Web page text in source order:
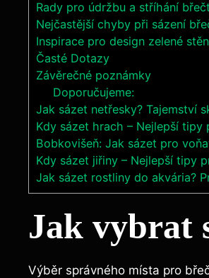
Rady pro údržbu a stříhání
Nejčastější chyby při sázení
Inspirace pro design zelené
Časté Dotazy
Závěrečné poznámky
Doporučujeme:
Jak sázet netřesky? Tajemství
Kdy sázet hrach – Nejlepší tipy
Bobkovišeň: Jak sázet pro
Kdy sázet jiřiny – Nejlepší tipy
Jak sázet rostliny do akvária?
Jak vybrat
Výběr správného místa pro